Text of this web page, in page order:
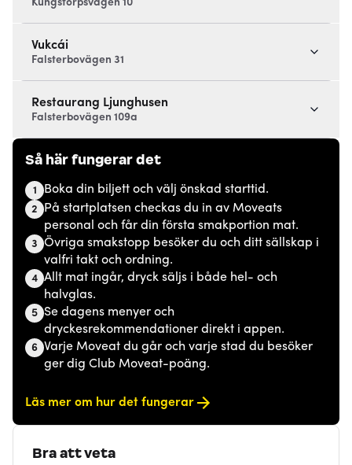
Kungstorpsvägen 10
Vukcái
Falsterbovägen 31
Restaurang Ljunghusen
Falsterbovägen 109a
Så här fungerar det
1 Boka din biljett och välj önskad starttid.
2
På startplatsen checkas du in av Moveats
personal och får din första smakportion mat.
3 Övriga smakstopp besöker du och ditt sällskap i
valfri takt och ordning.
4 Allt mat ingår, dryck säljs i både hel- och
halvglas.
5 Se dagens menyer och
dryckesrekommendationer direkt i appen.
6 Varje Moveat du går och varje stad du besöker
ger dig Club Moveat-poäng.
Läs mer om hur det fungerar
Bra att veta